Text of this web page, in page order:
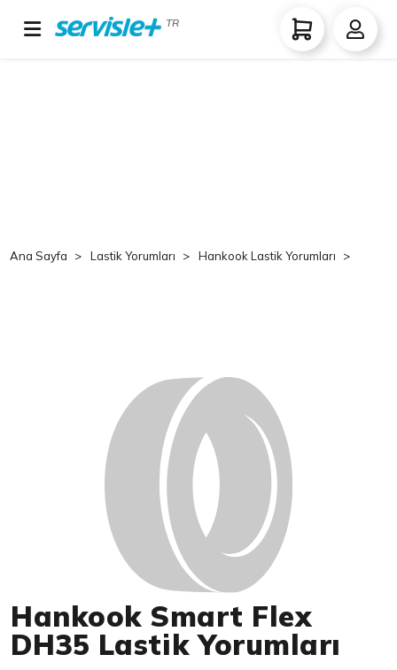
TR
Ana Sayfa Lastik Yorumları Hankook Lastik Yorumları
Hankook Smart Flex
DH35 Lastik Yorumları